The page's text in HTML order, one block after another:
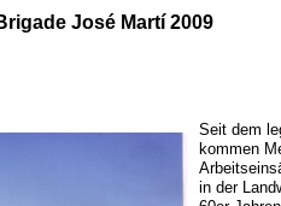
José Martí 2009
Seit dem
kommen
in der